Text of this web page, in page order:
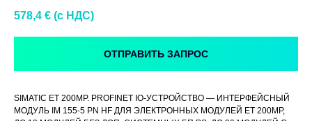
578,4 € (c НДС)
ОТПРАВИТЬ ЗАПРОС
SIMATIC ET 200MP. PROFINET IO-УСТРОЙСТВО — ИНТЕРФЕЙСНЫЙ
МОДУЛЬ IM 155-5 PN HF ДЛЯ ЭЛЕКТРОННЫХ МОДУЛЕЙ ET 200MP,